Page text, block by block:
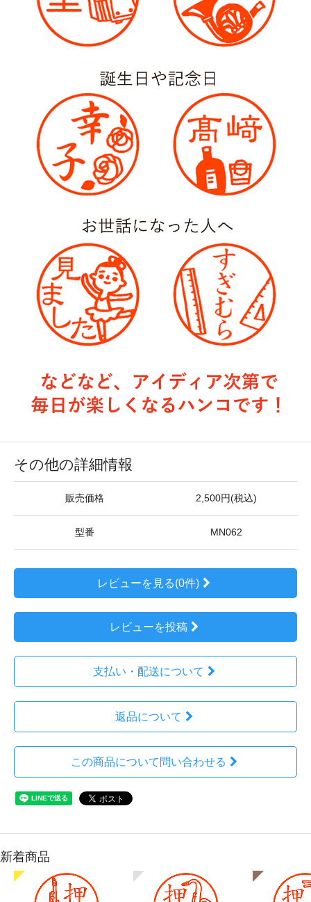
その他の詳細情報
販売価格 2,500円(税込)
型番 MN062
レビューを見る(0件)
レビューを投稿
支払い・配送について
返品について
この商品について問い合わせる
新着商品